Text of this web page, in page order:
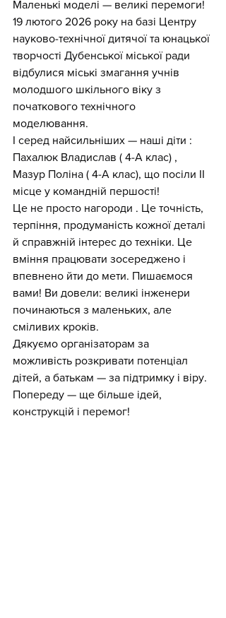
Маленькі моделі — великі перемоги!
19 лютого 2026 року на базі Центру
науково-технічної дитячої та юнацької
творчості Дубенської міської ради
відбулися міські змагання учнів
молодшого шкільного віку з
початкового технічного
моделювання.
І серед найсильніших — наші діти :
Пахалюк Владислав ( 4-А клас) ,
Мазур Поліна ( 4-А клас), що посіли ІІ
місце у командній першості!
Це не просто нагороди . Це точність,
терпіння, продуманість кожної деталі
й справжній інтерес до техніки. Це
вміння працювати зосереджено і
впевнено йти до мети. Пишаємося
вами! Ви довели: великі інженери
починаються з маленьких, але
сміливих кроків.
Дякуємо організаторам за
можливість розкривати потенціал
дітей, а батькам — за підтримку і віру.
Попереду — ще більше ідей,
конструкцій і перемог!